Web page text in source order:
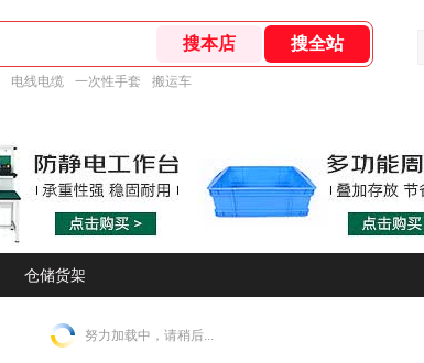
电线电缆 一次性手套 搬运车
仓储货架
努力加载中，请稍后...